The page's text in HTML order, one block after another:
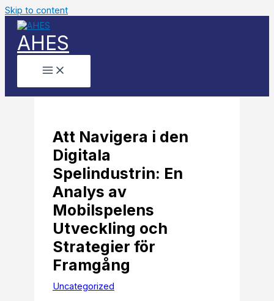
Skip to content
AHES
Att Navigera i den
Digitala
Spelindustrin: En
Analys av
Mobilspelens
Utveckling och
Strategier för
Framgång
Uncategorized